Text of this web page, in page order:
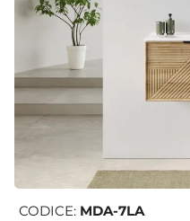
CODICE: MDA-7LA